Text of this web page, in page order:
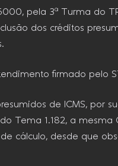
pela 3ª Turma do
dos créditos
firmado pelo
de ICMS, por
Tema 1.182, a mesma
cálculo, desde que